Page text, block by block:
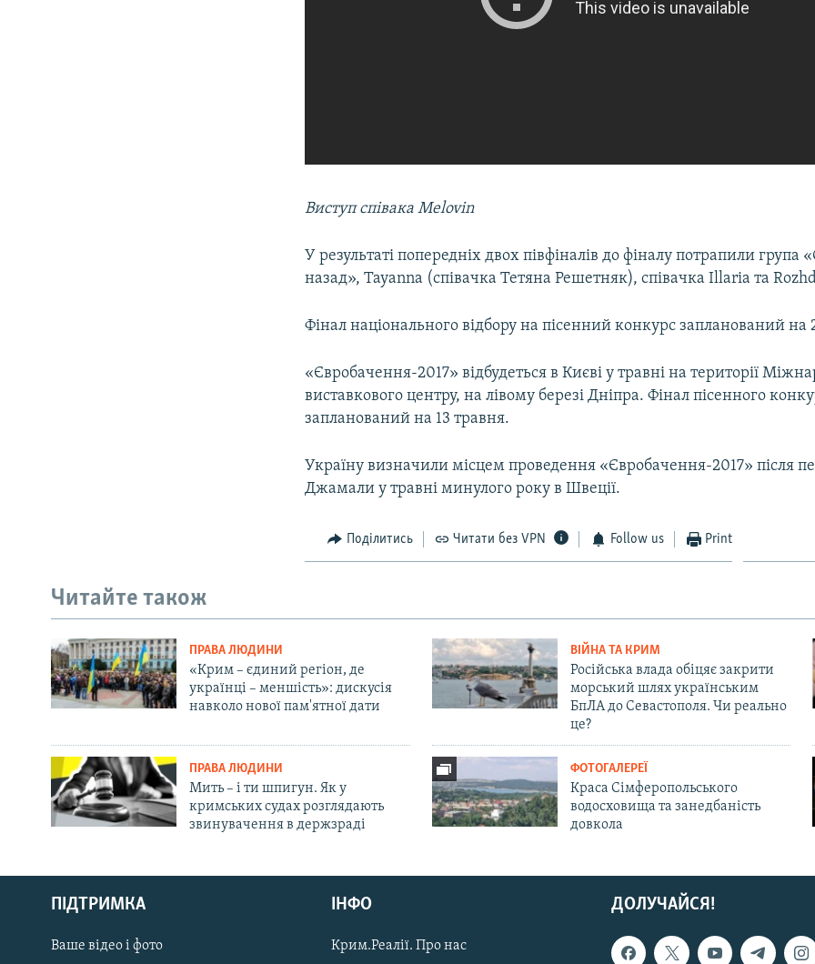
Русский
Qırımtatar
ДОЛУЧАЙСЯ!
Виступ співака Melovin
У результаті попередніх двох півфіналів до фіналу потрапили група
назад», Tayanna (співачка Тетяна Решетняк), співачка Illaria та
Фінал національного відбору на пісенний конкурс запланований на
«Євробачення-2017» відбудеться в Києві у травні на території
виставкового центру, на лівому березі Дніпра. Фінал пісенного
запланований на 13 травня.
Україну визначили місцем проведення «Євробачення-2017» після
Джамали у травні минулого року в Швеції.
Поділитись Читати без VPN Follow us Print
Читайте також
ПРАВА ЛЮДИНИ
«Крим – єдиний регіон, де
українці – меншість»: дискусія
навколо нової пам'ятної дати
ВІЙНА ТА КРИМ
Російська влада обіцяє закрити
морський шлях українським
БпЛА до Севастополя. Чи реально
це?
ПРАВА ЛЮДИНИ
Мить – і ти шпигун. Як у
кримських судах розглядають
звинувачення в держзраді
ФОТОГАЛЕРЕЇ
Краса Сімферопольського
водосховища та занедбаність
довкола
ДОЛУЧАЙСЯ!
ПІДТРИМКА
Ваше відео і фото
ІНФО
Крим.Реалії. Про нас